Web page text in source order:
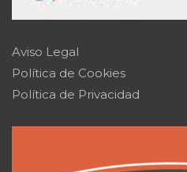
Aviso Legal
Política de Cookies
Política de Privacidad